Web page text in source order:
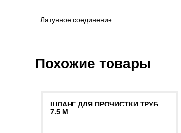
Латунное соединение
Похожие товары
ШЛАНГ ДЛЯ ПРОЧИСТКИ ТРУБ
7.5 М